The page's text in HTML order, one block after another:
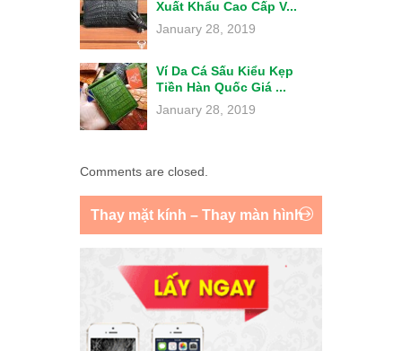
Xuất Khẩu Cao Cấp V...
January 28, 2019
Ví Da Cá Sấu Kiểu Kẹp
Tiền Hàn Quốc Giá ...
January 28, 2019
Comments are closed.
Thay mặt kính – Thay màn hình